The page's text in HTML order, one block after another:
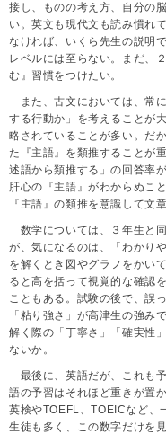
接し、ものの考え方、自分の
い。英文も現代文も読み慣れ
なければ、いくら先生の説明
レベルには至らない。まだ、
む』習慣をつけたい。
また、古文においては、常
する行動か」を考えることが
略されていることが多い。だ
た『主語』を類推することが
述語から類推する」の回答率
肝心の『主語』がわからぬこ
『主語』の類推を意識して文
数学については、３年生と
が、気になるのは、「わかり
を解くとき図やグラフをかい
ると高を括って視覚的な確認
こともある。試験の後で、誤
「粘り強さ」が高津生の強み
解く際の「丁寧さ」「確実性
ないか。
最後に、英語だが、これも
語の予習はそれほど重きが置
英検やTOEFL、TOEICなど、
生徒も多く、この数字だけを